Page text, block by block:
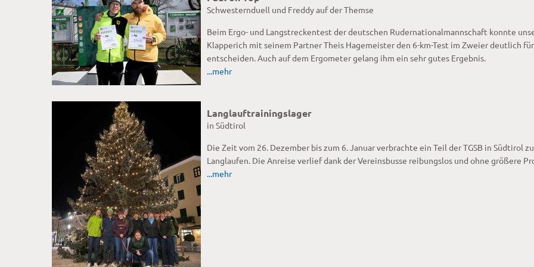
Schwesternduell und Freddy auf der Themse
Beim Ergo- und Langstreckentest der deutschen Rudernationalmannschaft konnte
Klapperich mit seinem Partner Theis Hagemeister den 6-km-Test im Zweier deutlich
entscheiden. Auch auf dem Ergometer gelang ihm ein sehr gutes Ergebnis.
...mehr
Langlauftrainingslager
in Südtirol
Die Zeit vom 26. Dezember bis zum 6. Januar verbrachte ein Teil der TGSB in Südtirol
Langlaufen. Die Anreise verlief dank der Vereinsbusse reibungslos und ohne größere
...mehr